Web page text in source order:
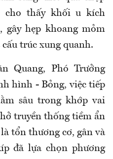
cho thấy khối u kích
gây hẹp khoang mỏm
cấu trúc xung quanh.
Quang, Phó Trưởng
hình - Bỏng, việc tiếp
sâu trong khớp vai
truyền thống tiềm ẩn
tổn thương cơ, gân và
đã lựa chọn phương